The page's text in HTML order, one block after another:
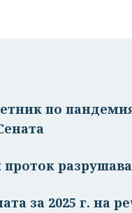
по
за 2025 г. на